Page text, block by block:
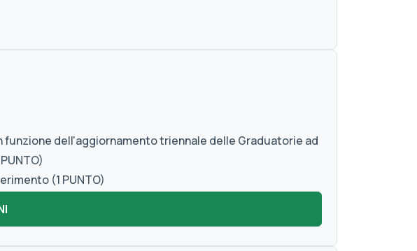
dell'aggiornamento triennale delle Graduatorie ad
(1 PUNTO)